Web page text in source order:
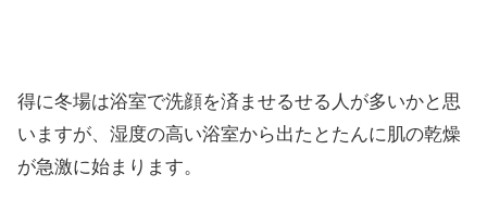
得に冬場は浴室で洗顔を済ませるせる人が多いかと思
いますが、湿度の高い浴室から出たとたんに肌の乾燥
が急激に始まります。